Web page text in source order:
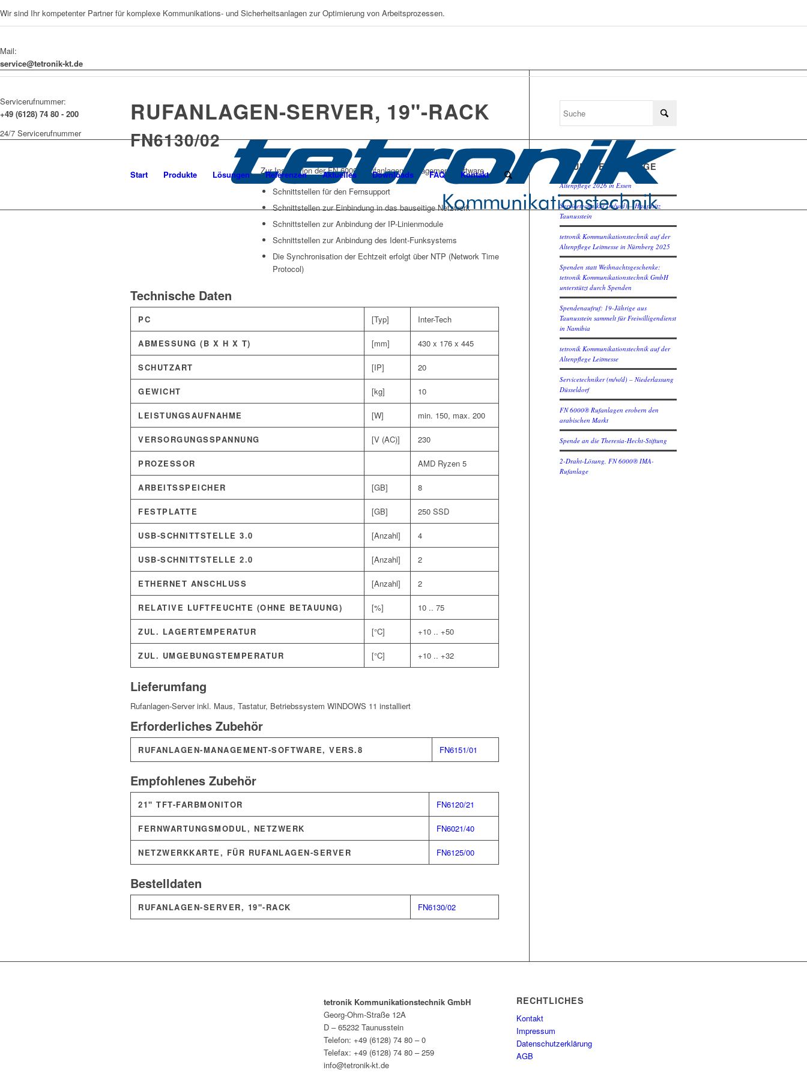
Wir sind Ihr kompetenter Partner für komplexe Kommunikations- und Sicherheitsanlagen zur Optimierung von Arbeitsprozessen.
Mail:
service@tetronik-kt.de
Servicerufnummer:
+49 (6128) 74 80 - 200
24/7 Servicerufnummer
Start Produkte Lösungen Referenzen Aktuelles Downloads FAQ Kontakt
RUFANLAGEN-SERVER, 19"-RACK
FN6130/02
Zur Installation der FN 6000®
Rufanlagen-Management-Software
Schnittstellen für den Fernsupport
Schnittstellen zur Einbindung in das bauseitige Netzwerk
Schnittstellen zur Anbindung der IP-Linienmodule
Schnittstellen zur Anbindung des Ident-Funksystems
Die Synchronisation der Echtzeit erfolgt über NTP (Network Time
Protocol)
Technische Daten
PC [Typ] Inter-Tech
ABMESSUNG (B X H X T) [mm] 430 x 176 x 445
SCHUTZART [IP] 20
GEWICHT [kg] 10
LEISTUNGSAUFNAHME [W] min. 150, max. 200
VERSORGUNGSSPANNUNG [V (AC)] 230
PROZESSOR AMD Ryzen 5
ARBEITSSPEICHER [GB] 8
FESTPLATTE [GB] 250 SSD
USB-SCHNITTSTELLE 3.0 [Anzahl] 4
USB-SCHNITTSTELLE 2.0 [Anzahl] 2
ETHERNET ANSCHLUSS [Anzahl] 2
RELATIVE LUFTFEUCHTE (OHNE BETAUUNG) [%] 10 .. 75
ZUL. LAGERTEMPERATUR [°C] +10 .. +50
ZUL. UMGEBUNGSTEMPERATUR [°C] +10 .. +32
Lieferumfang
Rufanlagen-Server inkl. Maus, Tastatur, Betriebssystem WINDOWS 11 installiert
Erforderliches Zubehör
RUFANLAGEN-MANAGEMENT-SOFTWARE, VERS.8 FN6151/01
Empfohlenes Zubehör
21" TFT-FARBMONITOR FN6120/21
FERNWARTUNGSMODUL, NETZWERK FN6021/40
NETZWERKKARTE, FÜR RUFANLAGEN-SERVER FN6125/00
Bestelldaten
RUFANLAGEN-SERVER, 19"-RACK FN6130/02
NEUESTE BEITRÄGE
Altenpflege 2026 in Essen
Servicetechniker (m/w/d) – Hauptsitz
Taunusstein
tetronik Kommunikationstechnik auf der
Altenpflege Leitmesse in Nürnberg 2025
Spenden statt Weihnachtsgeschenke:
tetronik Kommunikationstechnik GmbH
unterstützt durch Spenden
Spendenaufruf: 19-Jährige aus
Taunusstein sammelt für Freiwilligendienst
in Namibia
tetronik Kommunikationstechnik auf der
Altenpflege Leitmesse
Servicetechniker (m/w/d) – Niederlassung
Düsseldorf
FN 6000® Rufanlagen erobern den
arabischen Markt
Spende an die Theresia-Hecht-Stiftung
2-Draht-Lösung, FN 6000® IMA-
Rufanlage
tetronik Kommunikationstechnik GmbH
Georg-Ohm-Straße 12A
D – 65232 Taunusstein
Telefon: +49 (6128) 74 80 – 0
Telefax: +49 (6128) 74 80 – 259
info@tetronik-kt.de
RECHTLICHES
Kontakt
Impressum
Datenschutzerklärung
AGB